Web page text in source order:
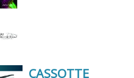
CASSOTTE